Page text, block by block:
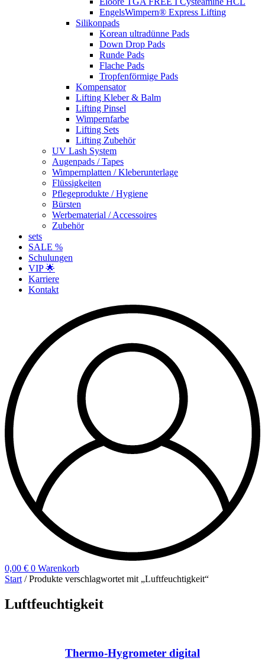
EngelsWimpern® Express Lifting
Silikonpads
Korean ultradünne Pads
Down Drop Pads
Runde Pads
Flache Pads
Tropfenförmige Pads
Kompensator
Lifting Kleber & Balm
Lifting Pinsel
Wimpernfarbe
Lifting Sets
Lifting Zubehör
UV Lash System
Augenpads / Tapes
Wimpernplatten / Kleberunterlage
Flüssigkeiten
Pflegeprodukte / Hygiene
Bürsten
Werbematerial / Accessoires
Zubehör
sets
SALE %
Schulungen
VIP 🌟
Karriere
Kontakt
0,00 € 0 Warenkorb
Start / Produkte verschlagwortet mit „Luftfeuchtigkeit“
Luftfeuchtigkeit
Thermo-Hygrometer digital